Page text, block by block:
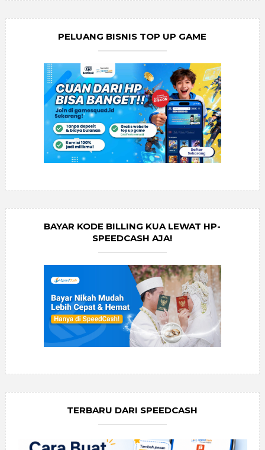
PELUANG BISNIS TOP UP GAME
BAYAR KODE BILLING KUA LEWAT HP-
SPEEDCASH AJA!
TERBARU DARI SPEEDCASH